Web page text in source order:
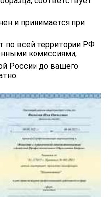
и принимается при
по всей территории РФ
комиссиями;
России до вашего